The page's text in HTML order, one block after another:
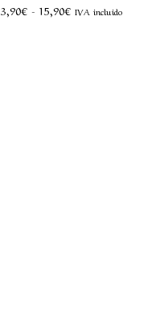
3,90€ - 15,90€ IVA incluido